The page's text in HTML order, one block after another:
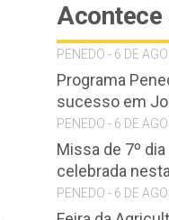
Acontece
PENEDO - 6 DE
Programa
sucesso em
PENEDO - 6 DE
Missa de 7º
celebrada
PENEDO - 6 DE